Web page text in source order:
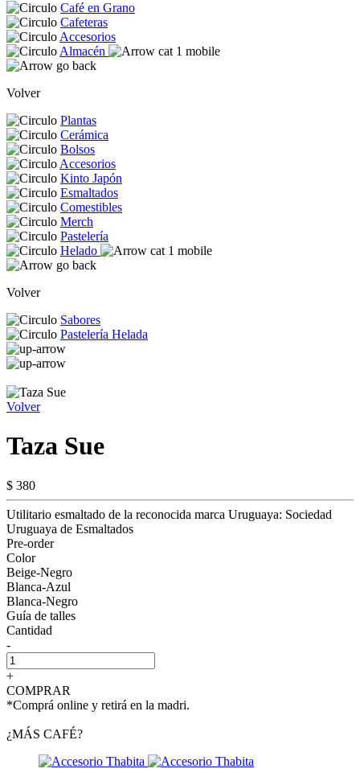
Café en Grano
Cafeteras
Accesorios
Almacén
Volver
Plantas
Cerámica
Bolsos
Accesorios
Kinto Japón
Esmaltados
Comestibles
Merch
Pastelería
Helado
Volver
Sabores
Pastelería Helada
Volver
Taza Sue
$ 380
Utilitario esmaltado de la reconocida marca Uruguaya: Sociedad
Uruguaya de Esmaltados
Pre-order
Color
Beige-Negro
Blanca-Azul
Blanca-Negro
Guía de talles
Cantidad
-
+
COMPRAR
*Comprá online y retirá en la madri.
¿MÁS CAFÉ?